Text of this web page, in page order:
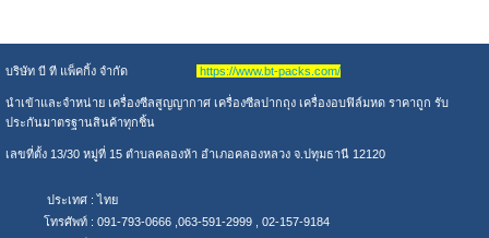
บริษัท บี ที แพ็คกิ้ง จำกัด https://www.bt-packs.com/
นำเข้าและจำหน่าย เครื่องซีลสูญญากาศ เครื่องซีลปากถุง เครื่องอบฟิล์มหด ราคาถูก รับ
ประกันมาตรฐานสินค้าทุกชิ้น
เลขที่ตั้ง 13/30 หมู่ที่ 15 ตำบลคลองห้า อำเภอคลองหลวง จ.ปทุมธานี 12120
ประเทศ : ไทย
โทรศัพท์ : 091-793-0666 ,063-591-2999 , 02-157-9184